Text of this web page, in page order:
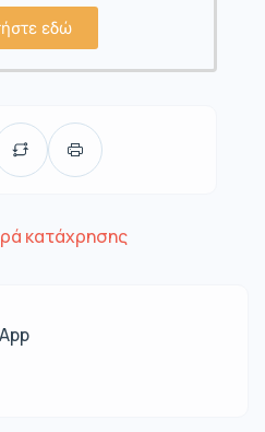
εδώ
κατάχρησης